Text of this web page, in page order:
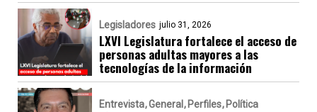
Legisladores julio 31, 2026
LXVI Legislatura fortalece el acceso de
personas adultas mayores a las
tecnologías de la información
Entrevista General Perfiles Política